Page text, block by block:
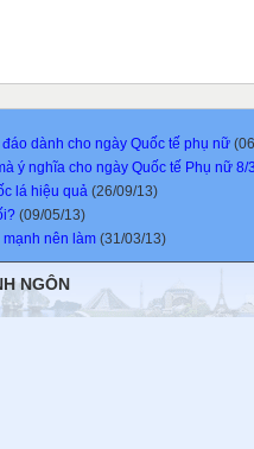
dành cho ngày Quốc tế phụ nữ
ý nghĩa cho ngày Quốc tế Phụ nữ 8/3
lá hiệu quả (26/09/13)
(09/05/13)
nên làm (31/03/13)
NGÔN